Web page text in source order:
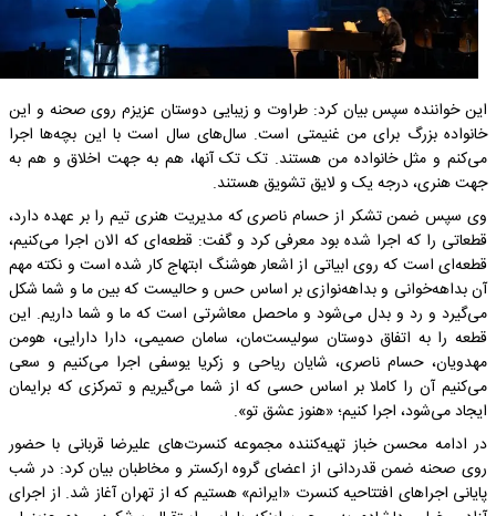
این خواننده سپس بیان کرد: طراوت و زیبایی دوستان عزیزم روی صحنه و این
خانواده بزرگ برای من غنیمتی است. سال‌های سال است با این بچه‌ها اجرا
می‌کنم و مثل خانواده من هستند. تک تک آنها، هم به جهت اخلاق و هم به
جهت هنری، درجه یک و لایق تشویق هستند.
وی سپس ضمن تشکر از حسام ناصری که مدیریت هنری تیم را بر عهده دارد،
قطعاتی را که اجرا شده بود معرفی کرد و گفت: قطعه‌ای که الان اجرا می‌کنیم،
قطعه‌ای است که روی ابیاتی از اشعار هوشنگ ابتهاج کار شده است و نکته مهم
آن بداهه‌خوانی و بداهه‌نوازی بر اساس حس و حالیست که بین ما و شما شکل
می‌گیرد و رد و بدل می‌شود و ماحصل معاشرتی است که ما و شما داریم. این
قطعه را به اتفاق دوستان سولیست‌مان، سامان صمیمی، دارا دارایی، هومن
مهدویان، حسام ناصری، شایان ریاحی و زکریا یوسفی اجرا می‌کنیم و سعی
می‌کنیم آن را کاملا بر اساس حسی که از شما می‌گیریم و تمرکزی که برایمان
ایجاد می‌شود، اجرا کنیم؛ «هنوز عشق تو».
در ادامه محسن خباز تهیه‌کننده مجموعه کنسرت‌های علیرضا قربانی با حضور
روی صحنه ضمن قدردانی از اعضای گروه ارکستر و مخاطبان بیان کرد: در شب
پایانی اجراهای افتتاحیه کنسرت «ایرانم» هستیم که از تهران آغاز شد. از اجرای